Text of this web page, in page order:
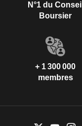
N°1 du Conseil
Boursier
+ 1 300 000
membres